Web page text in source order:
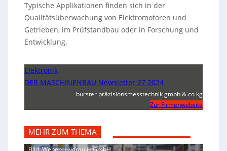
Typische Applikationen finden sich in der
Qualitätsüberwachung von Elektromotoren und
Getrieben, im Prüfstandbau oder in Forschung und
Entwicklung.
Elektronik
DER MASCHINENBAU Newsletter 27 2024
burster präzisionsmesstechnik gmbh & co kg
Zur Firmenwebsite
MEHR ZUM THEMA